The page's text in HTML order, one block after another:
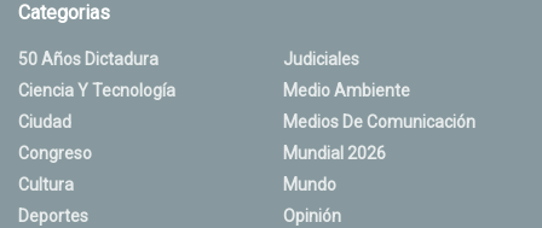
Categorias
50 Años Dictadura
Ciencia Y Tecnología
Ciudad
Congreso
Cultura
Deportes
Judiciales
Medio Ambiente
Medios De Comunicación
Mundial 2026
Mundo
Opinión